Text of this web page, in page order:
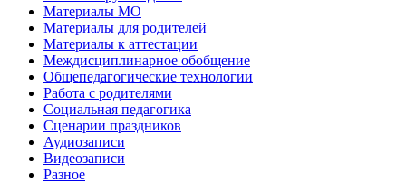
Материалы МО
Материалы для родителей
Материалы к аттестации
Междисциплинарное обобщение
Общепедагогические технологии
Работа с родителями
Социальная педагогика
Сценарии праздников
Аудиозаписи
Видеозаписи
Разное